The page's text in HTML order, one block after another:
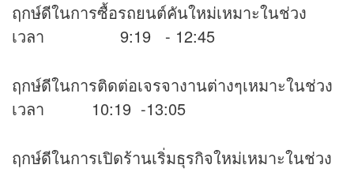
ฤกษ์ดีในการซื้อรถยนต์คันใหม่เหมาะในช่วง
เวลา 9:19 - 12:45
ฤกษ์ดีในการติดต่อเจรจางานต่างๆเหมาะในช่วง
เวลา 10:19 -13:05
ฤกษ์ดีในการเปิดร้านเริ่มธุรกิจใหม่เหมาะในช่วง